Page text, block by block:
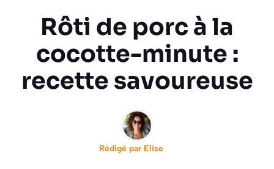
Rôti de porc à la
cocotte-minute :
recette savoureuse
Rédigé par Elise